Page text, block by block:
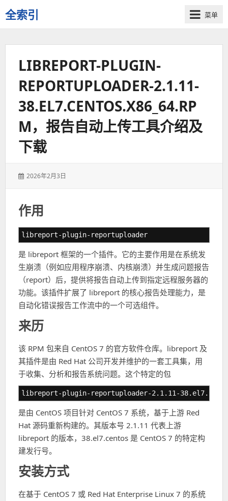
全索引
一
些
菜单
LIBREPORT-PLUGIN-
REPORTUPLOADER-2.1.11-
38.EL7.CENTOS.X86_64.RP
M，报告自动上传工具介绍及
下载
发
2026年2月3日
作用
libreport-plugin-reportuploader
是 libreport 框架的一个插件。它的主要作用是在系统发
生崩溃（例如应用程序崩溃、内核崩溃）并生成问题报告
（report）后，提供将报告自动上传到指定远程服务器的
功能。该插件扩展了 libreport 的核心报告处理能力，是
自动化错误报告工作流中的一个可选组件。
来历
该 RPM 包来自 CentOS 7 的官方软件仓库。libreport 及
其插件是由 Red Hat 公司开发并维护的一套工具集，用
于收集、分析和报告系统问题。这个特定的包
libreport-plugin-reportuploader-2.1.11-
是由 CentOS 项目针对 CentOS 7 系统，基于上游 Red
Hat 源码重新构建的。其版本号 2.1.11 代表上游
libreport 的版本，38.el7.centos 是 CentOS 7 的特定构
建发行号。
安装方式
在基于 CentOS 7 或 Red Hat Enterprise Linux 7 的系统